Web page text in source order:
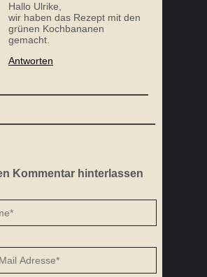
Hallo Ulrike,
wir haben das Rezept mit den
grünen Kochbananen
gemacht.
Antworten
Kommentar hinterlassen